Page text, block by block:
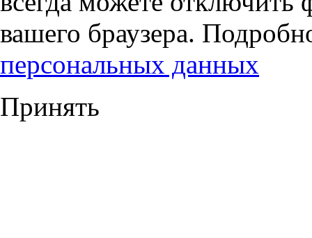
вашего браузера.
персональных данных
Принять